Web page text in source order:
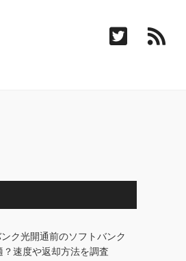
ク光開通前のソフトバンク
？速度や返却方法を調査